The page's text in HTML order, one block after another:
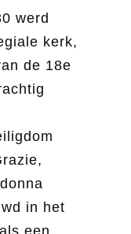
werd
kerk,
de 18e
in het
een